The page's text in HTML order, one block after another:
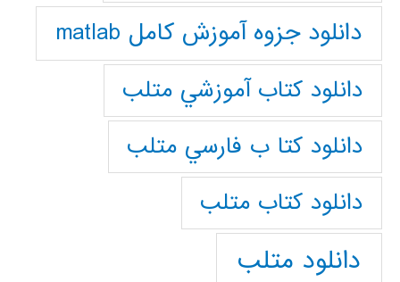
دانلود جزوه آموزش کامل matlab
دانلود كتاب آموزشي متلب
دانلود كتا ب فارسي متلب
دانلود كتاب متلب
دانلود متلب